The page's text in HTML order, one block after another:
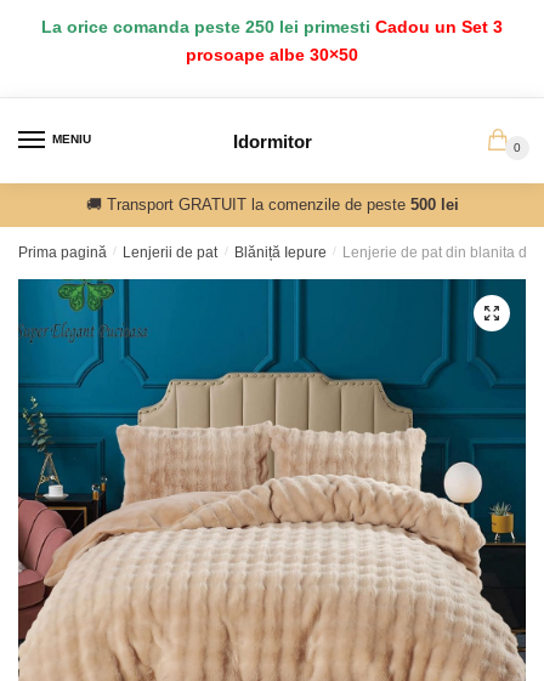
La orice comanda peste 250 lei primesti Cadou un Set 3
prosoape albe 30×50
MENIU Idormitor 0
🚚 Transport GRATUIT la comenzile de peste 500 lei
Prima pagină / Lenjerii de pat / Blăniță Iepure / Lenjerie de pat din blanita de
🔍